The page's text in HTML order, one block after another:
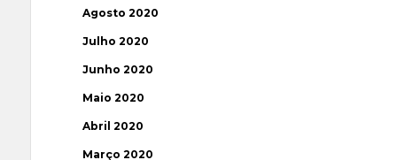
Agosto 2020
Julho 2020
Junho 2020
Maio 2020
Abril 2020
Março 2020